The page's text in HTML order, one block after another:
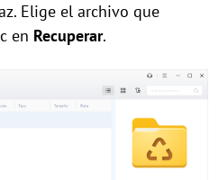
Elige el archivo que
en Recuperar.